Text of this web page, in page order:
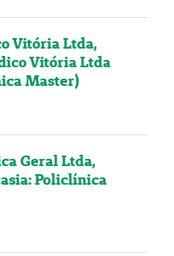
Vitória Ltda,
Vitória Ltda
Master)
Geral Ltda,
Policlínica